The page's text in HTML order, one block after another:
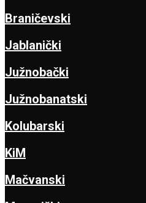
Braničevski
Jablanički
Južnobački
Južnobanatski
Kolubarski
KiM
Mačvanski